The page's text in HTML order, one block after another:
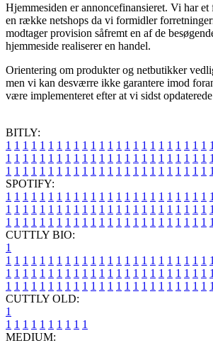
Hjemmesiden er annoncefinansieret. Vi har et
en række netshops da vi formidler
modtager provision såfremt en af de
hjemmeside realiserer en handel.
Orientering om produkter og netbutikker
men vi kan desværre ikke garantere imod
være implementeret efter at vi sidst
BITLY:
1 1 1 1 1 1 1 1 1 1 1 1 1 1 1 1 1 1 1 1 1 1 1 1 1
1 1 1 1 1 1 1 1 1 1 1 1 1 1 1 1 1 1 1 1 1 1 1 1 1
1 1 1 1 1 1 1 1 1 1 1 1 1 1 1 1 1 1 1 1 1 1 1 1 1
SPOTIFY:
1 1 1 1 1 1 1 1 1 1 1 1 1 1 1 1 1 1 1 1 1 1 1 1 1
1 1 1 1 1 1 1 1 1 1 1 1 1 1 1 1 1 1 1 1 1 1 1 1 1
1 1 1 1 1 1 1 1 1 1 1 1 1 1 1 1 1 1 1 1 1 1 1 1 1
CUTTLY BIO:
1
1 1 1 1 1 1 1 1 1 1 1 1 1 1 1 1 1 1 1 1 1 1 1 1 1
1 1 1 1 1 1 1 1 1 1 1 1 1 1 1 1 1 1 1 1 1 1 1 1 1
1 1 1 1 1 1 1 1 1 1 1 1 1 1 1 1 1 1 1 1 1 1 1 1 1
CUTTLY OLD:
1
1 1 1 1 1 1 1 1 1 1
MEDIUM: